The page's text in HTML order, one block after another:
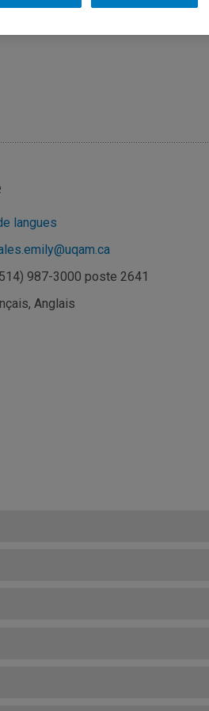
langues
987-3000 poste 2641
Anglais